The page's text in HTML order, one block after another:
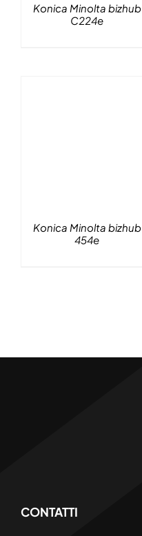
Konica Minolta bizhub
C224e
Konica Minolta bizhub
454e
CONTATTI